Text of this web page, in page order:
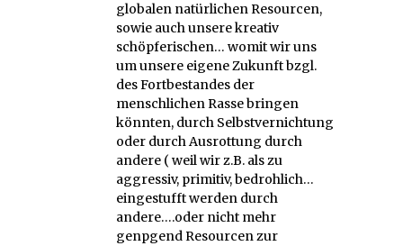
globalen natürlichen Resourcen,
sowie auch unsere kreativ
schöpferischen… womit wir uns
um unsere eigene Zukunft bzgl.
des Fortbestandes der
menschlichen Rasse bringen
könnten, durch Selbstvernichtung
oder durch Ausrottung durch
andere ( weil wir z.B. als zu
aggressiv, primitiv, bedrohlich…
eingestufft werden durch
andere….oder nicht mehr
genpgend Resourcen zur